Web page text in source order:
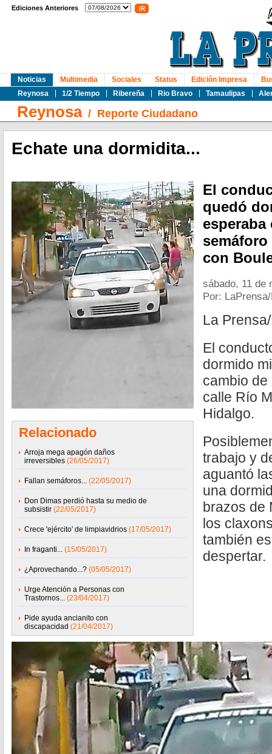
Ediciones Anteriores
Noticias
Reynosa
1/2 Tiempo Ribereña Rio Bravo Tamaulipas
Multimedia Sociales Status Edición Impresa
Reynosa/ Reporte Ciudadano
Echate una dormidita...
Relacionado
Arroja mega apagón daños
irreversibles (26/05/2017)
Fallan semáforos... (22/05/2017)
Don Dimas perdió hasta su medio de
subsistir (22/05/2017)
Crece 'ejército' de limpiavidrios (17/05/2017)
In fraganti... (15/05/2017)
¿Aprovechando...? (05/05/2017)
Urge Atención a Personas con
Trastornos... (23/04/2017)
Pide ayuda ancianito con
discapacidad (21/04/2017)
El
quedó
semáforo
con
sábado, 11 de
Por:
La
El
dormido
cambio
calle Río
Hidalgo.
trabajo y
aguantó
una
brazos de
los
también
despertar.